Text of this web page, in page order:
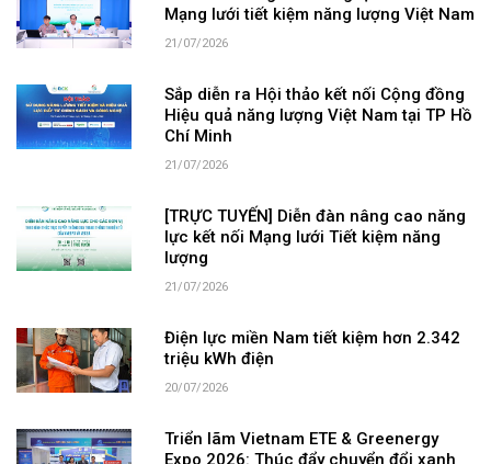
Mạng lưới tiết kiệm năng lượng Việt Nam
21/07/2026
Sắp diễn ra Hội thảo kết nối Cộng đồng
Hiệu quả năng lượng Việt Nam tại TP Hồ
Chí Minh
21/07/2026
[TRỰC TUYẾN] Diễn đàn nâng cao năng
lực kết nối Mạng lưới Tiết kiệm năng
lượng
21/07/2026
Điện lực miền Nam tiết kiệm hơn 2.342
triệu kWh điện
20/07/2026
Triển lãm Vietnam ETE & Greenergy